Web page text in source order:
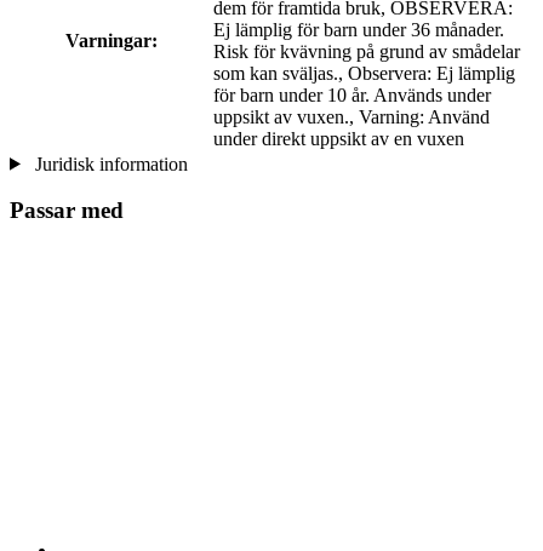
Varningar:
dem för framtida bruk, OBSERVERA:
Ej lämplig för barn under 36 månader.
Risk för kvävning på grund av smådelar
som kan sväljas., Observera: Ej lämplig
för barn under 10 år. Används under
uppsikt av vuxen., Varning: Använd
under direkt uppsikt av en vuxen
Juridisk information
Passar med